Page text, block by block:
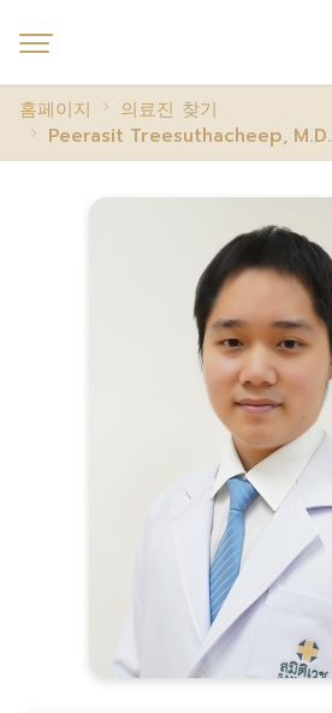
홈페이지
의료진 찾기
Peerasit Treesuthacheep, M.D.